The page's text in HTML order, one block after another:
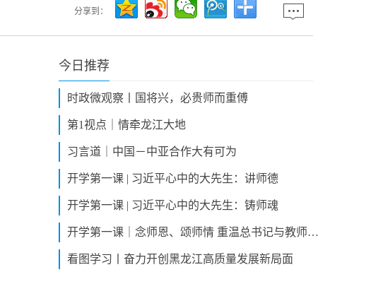
分享到：
今日推荐
时政微观察丨国将兴，必贵师而重傅
第1视点｜情牵龙江大地
习言道｜中国－中亚合作大有可为
开学第一课 | 习近平心中的大先生：讲师德
开学第一课 | 习近平心中的大先生：铸师魂
开学第一课｜念师恩、颂师情 重温总书记与教师之间的暖心故事
看图学习丨奋力开创黑龙江高质量发展新局面